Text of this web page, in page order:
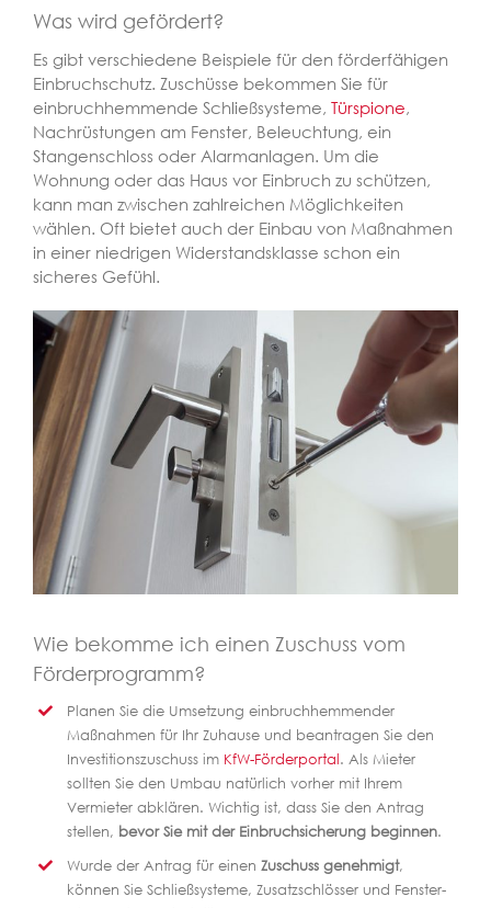
Was wird gefördert?
Es gibt verschiedene Beispiele für den förderfähigen
Einbruchschutz. Zuschüsse bekommen Sie für
einbruchhemmende Schließsysteme, Türspione,
Nachrüstungen am Fenster, Beleuchtung, ein
Stangenschloss oder Alarmanlagen. Um die
Wohnung oder das Haus vor Einbruch zu schützen,
kann man zwischen zahlreichen Möglichkeiten
wählen. Oft bietet auch der Einbau von Maßnahmen
in einer niedrigen Widerstandsklasse schon ein
sicheres Gefühl.
Wie bekomme ich einen Zuschuss vom
Förderprogramm?
Planen Sie die Umsetzung einbruchhemmender
Maßnahmen für Ihr Zuhause und beantragen Sie den
Investitionszuschuss im KfW-Förderportal. Als Mieter
sollten Sie den Umbau natürlich vorher mit Ihrem
Vermieter abklären. Wichtig ist, dass Sie den Antrag
stellen, bevor Sie mit der Einbruchsicherung beginnen.
Wurde der Antrag für einenZuschuss genehmigt,
können Sie Schließsysteme, Zusatzschlösser und Fenster-